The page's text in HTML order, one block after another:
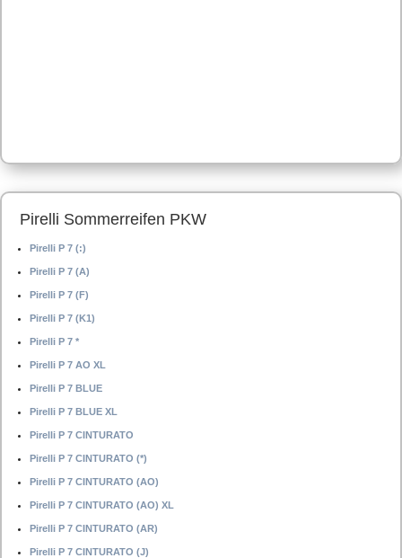
Pirelli Sommerreifen PKW
Pirelli P 7 (:)
Pirelli P 7 (A)
Pirelli P 7 (F)
Pirelli P 7 (K1)
Pirelli P 7 *
Pirelli P 7 AO XL
Pirelli P 7 BLUE
Pirelli P 7 BLUE XL
Pirelli P 7 CINTURATO
Pirelli P 7 CINTURATO (*)
Pirelli P 7 CINTURATO (AO)
Pirelli P 7 CINTURATO (AO) XL
Pirelli P 7 CINTURATO (AR)
Pirelli P 7 CINTURATO (J)